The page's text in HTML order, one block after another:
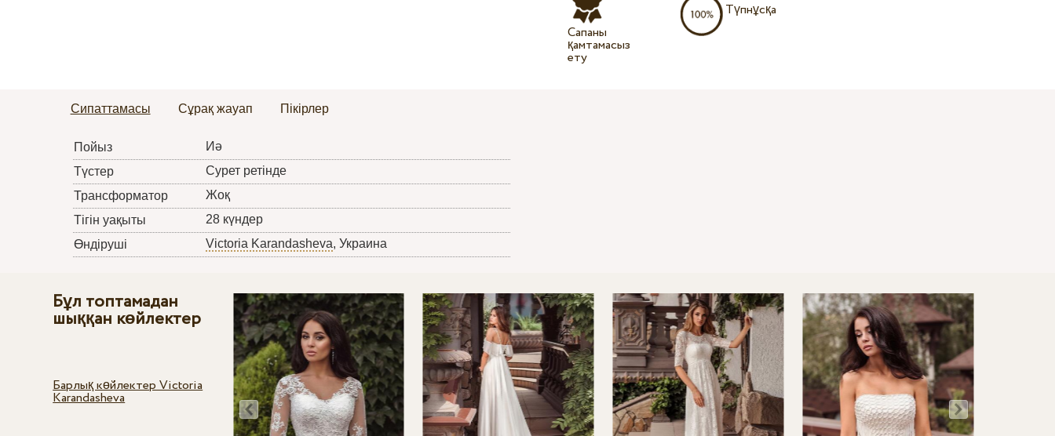
Сапаны
қамтамасыз
ету
Түпнұсқа
Сипаттамасы Сұрақ жауап Пікірлер
Пойыз
Иә
Түстер
Сурет ретінде
Трансформатор
Жоқ
Тігін уақыты
28 күндер
Өндіруші
Victoria Karandasheva, Украина
Бұл топтамадан
шыққан көйлектер
Барлық көйлектер Victoria
Karandasheva